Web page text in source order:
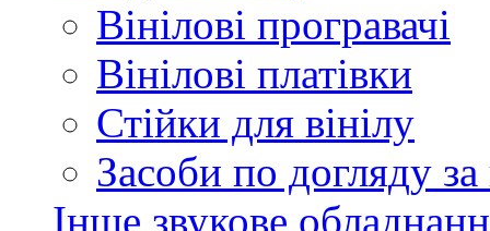
Вінілові програвачі
Вінілові платівки
Стійки для вінілу
Засоби по догляду за
Інше звукове